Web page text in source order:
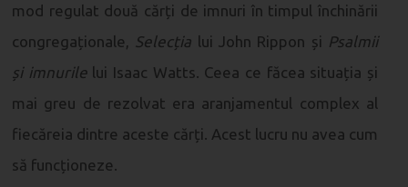
mod regulat două cărți de imnuri în timpul închinării
congregaționale,
Selecția lui John Rippon și Psalmii
și imnurile lui Isaac Watts. Ceea ce făcea situația și
mai greu de rezolvat era aranjamentul complex al
fiecăreia dintre aceste cărți. Acest lucru nu avea cum
să funcționeze.